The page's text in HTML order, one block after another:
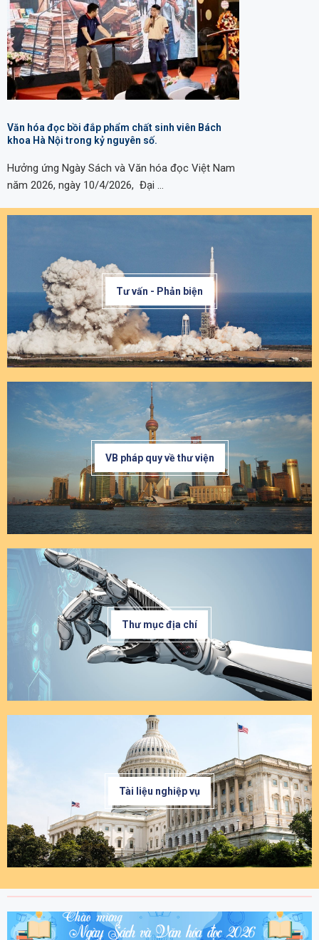
Văn hóa đọc bồi đắp phẩm chất sinh viên Bách
khoa Hà Nội trong kỷ nguyên số.
Hưởng ứng Ngày Sách và Văn hóa đọc Việt Nam
năm 2026, ngày 10/4/2026, Đại …
Tư vấn - Phản biện
VB pháp quy về thư viện
Thư mục địa chí
Tài liệu nghiệp vụ